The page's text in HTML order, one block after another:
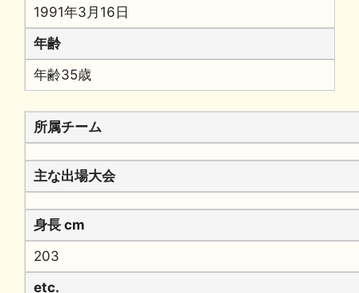
1991年3月16日
年齢
年齢35歳
所属チーム
主な出場大会
身長 cm
203
etc.